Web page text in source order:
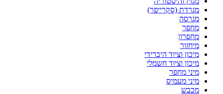
מגרדת (סקרייפר)
מגרסה
מחפר
מחפרון
מיחזור
מיכון וציוד היברידי
מיכון וציוד חשמלי
מיני מחפר
מיני מעמיס
מכבש